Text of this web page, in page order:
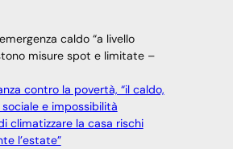
caldo “a livello
misure spot e limitate –
contro la povertà, “il caldo,
sociale e impossibilità
climatizzare la casa rischi
l’estate”